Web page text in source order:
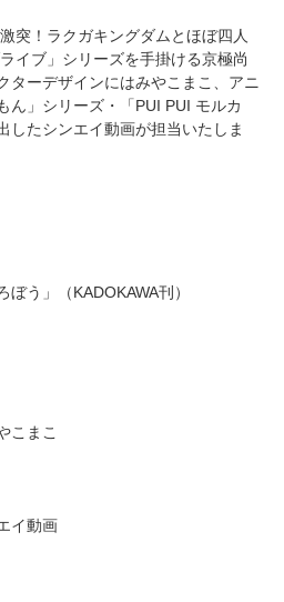
突！ラクガキングダムとほぼ四人
イブ」シリーズを手掛ける京極尚
ターデザインにはみやこまこ、アニ
ん」シリーズ・「PUI PUI モルカ
したシンエイ動画が担当いたしま
う」（KADOKAWA刊）
こまこ
イ動画